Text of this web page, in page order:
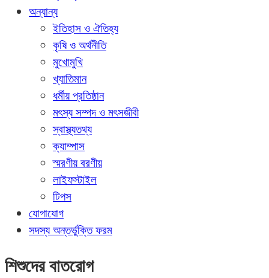
অন্যান্য
ইতিহাস ও ঐতিহ্য
কৃষি ও অর্থনীতি
মুখোমুখি
খ্যাতিমান
ধর্মীয় প্রতিষ্ঠান
মৎস্য সম্পদ ও মৎসজীবী
স্বাস্থ্যতথ্য
ক্যাম্পাস
স্মরণীয় বরণীয়
লাইফস্টাইল
টিপস
যোগাযোগ
সদস্য অন্তর্ভুক্তি ফরম
শিশুদের বাতরোগ